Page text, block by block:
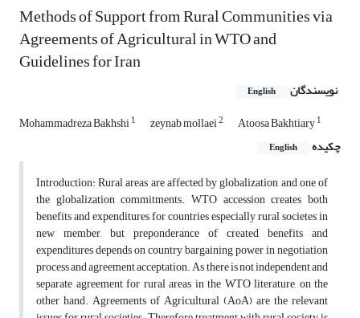
Methods of Support from Rural Communities via
Agreements of Agricultural in WTO and
Guidelines for Iran
نویسندگان English
Mohammadreza Bakhshi1 zeynab mollaei2 Atoosa Bakhtiary1
چکیده English
Introduction: Rural areas are affected by globalization and one of
the globalization commitments. WTO accession creates both
benefits and expenditures for countries especially rural societes in
new member, but preponderance of created benefits and
expenditures depends on country bargaining power in negotiation
process and agreement acceptation. As there is not independent and
separate agreement for rural areas in the WTO literature, on the
other hand. Agreements of Agricultural (AoA) are the relevant